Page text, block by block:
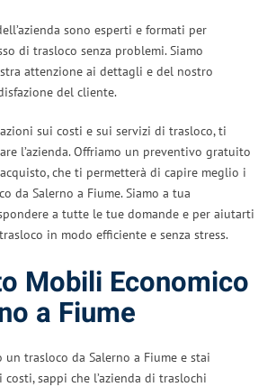
sono esperti e formati per
di trasloco senza problemi. Siamo
attenzione ai dettagli e del nostro
del cliente.
sui costi e sui servizi di trasloco, ti
l’azienda. Offriamo un preventivo gratuito
che ti permetterà di capire meglio i
da Salerno a Fiume. Siamo a tua
a tutte le tue domande e per aiutarti
in modo efficiente e senza stress.
Mobili Economico
a Fiume
un trasloco da Salerno a Fiume e stai
sappi che l’azienda di traslochi